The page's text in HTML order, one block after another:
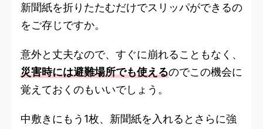
新聞紙を折りたたむだけでスリッパができるの
をご存じですか。
意外と丈夫なので、すぐに崩れることもなく、
災害時には避難場所でも使えるのでこの機会に
覚えておくのもいいでしょう。
中敷きにもう1枚、新聞紙を入れるとさらに強